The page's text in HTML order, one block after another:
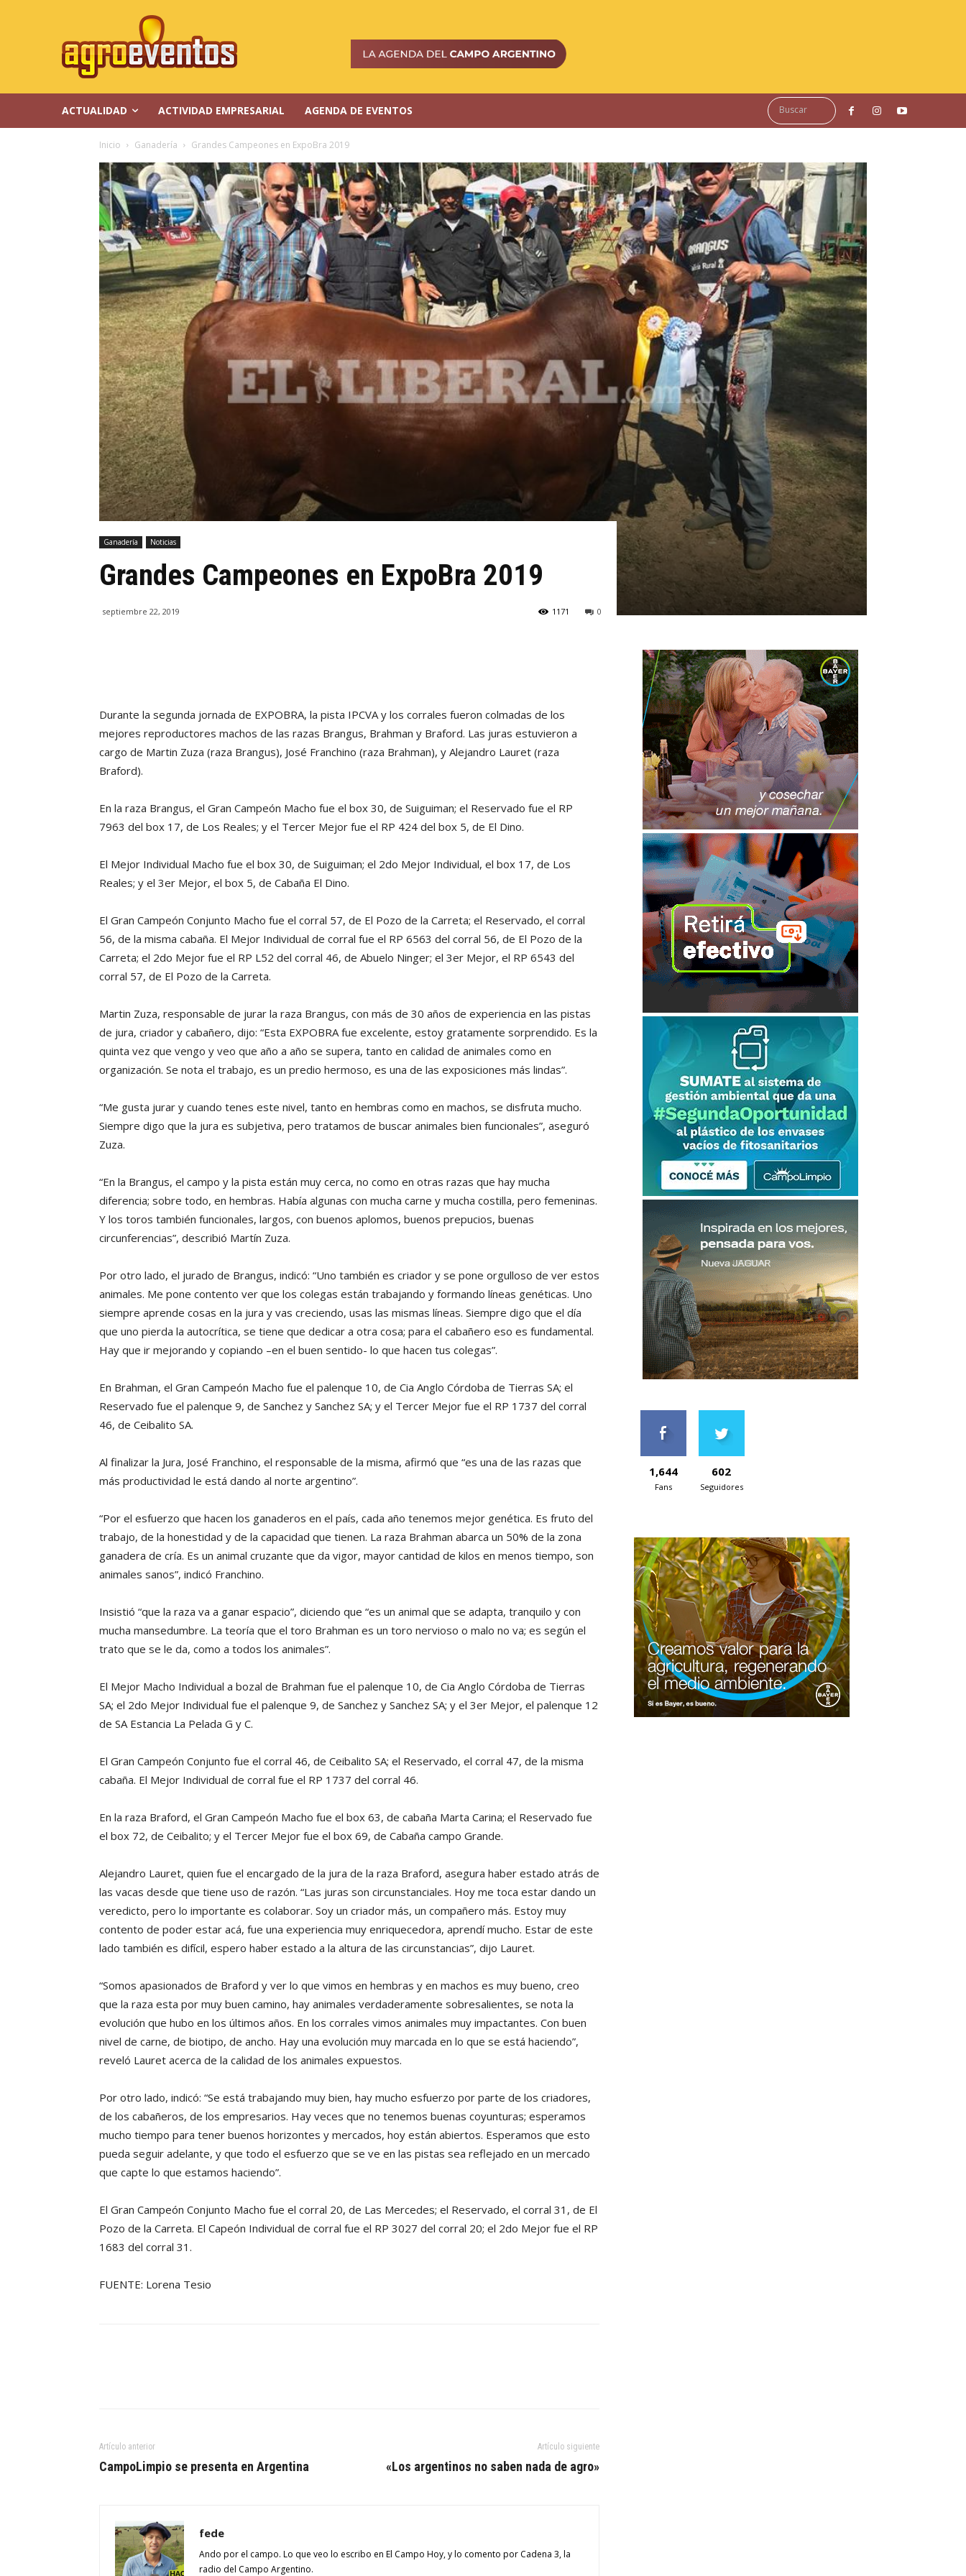
ACTUALIDAD ACTIVIDAD EMPRESARIAL AGENDA DE EVENTOS Buscar
Inicio Ganadería Grandes Campeones en ExpoBra 2019
Ganadería Noticias
Grandes Campeones en ExpoBra 2019
septiembre 22, 2019 0
1171
Durante la segunda jornada de EXPOBRA, la pista IPCVA y los corrales fueron colmadas de los
mejores reproductores machos de las razas Brangus, Brahman y Braford. Las juras estuvieron a
cargo de Martin Zuza (raza Brangus), José Franchino (raza Brahman), y Alejandro Lauret (raza
Braford).
En la raza Brangus, el Gran Campeón Macho fue el box 30, de Suiguiman; el Reservado fue el RP
7963 del box 17, de Los Reales; y el Tercer Mejor fue el RP 424 del box 5, de El Dino.
El Mejor Individual Macho fue el box 30, de Suiguiman; el 2do Mejor Individual, el box 17, de Los
Reales; y el 3er Mejor, el box 5, de Cabaña El Dino.
El Gran Campeón Conjunto Macho fue el corral 57, de El Pozo de la Carreta; el Reservado, el corral
56, de la misma cabaña. El Mejor Individual de corral fue el RP 6563 del corral 56, de El Pozo de la
Carreta; el 2do Mejor fue el RP L52 del corral 46, de Abuelo Ninger; el 3er Mejor, el RP 6543 del
corral 57, de El Pozo de la Carreta.
Martin Zuza, responsable de jurar la raza Brangus, con más de 30 años de experiencia en las pistas
de jura, criador y cabañero, dijo: “Esta EXPOBRA fue excelente, estoy gratamente sorprendido. Es la
quinta vez que vengo y veo que año a año se supera, tanto en calidad de animales como en
organización. Se nota el trabajo, es un predio hermoso, es una de las exposiciones más lindas”.
“Me gusta jurar y cuando tenes este nivel, tanto en hembras como en machos, se disfruta mucho.
Siempre digo que la jura es subjetiva, pero tratamos de buscar animales bien funcionales”, aseguró
Zuza.
“En la Brangus, el campo y la pista están muy cerca, no como en otras razas que hay mucha
diferencia; sobre todo, en hembras. Había algunas con mucha carne y mucha costilla, pero femeninas.
Y los toros también funcionales, largos, con buenos aplomos, buenos prepucios, buenas
circunferencias”, describió Martín Zuza.
Por otro lado, el jurado de Brangus, indicó: “Uno también es criador y se pone orgulloso de ver estos
animales. Me pone contento ver que los colegas están trabajando y formando líneas genéticas. Uno
siempre aprende cosas en la jura y vas creciendo, usas las mismas líneas. Siempre digo que el día
que uno pierda la autocrítica, se tiene que dedicar a otra cosa; para el cabañero eso es fundamental.
Hay que ir mejorando y copiando –en el buen sentido- lo que hacen tus colegas”.
En Brahman, el Gran Campeón Macho fue el palenque 10, de Cia Anglo Córdoba de Tierras SA; el
Reservado fue el palenque 9, de Sanchez y Sanchez SA; y el Tercer Mejor fue el RP 1737 del corral
46, de Ceibalito SA.
Al finalizar la Jura, José Franchino, el responsable de la misma, afirmó que “es una de las razas que
más productividad le está dando al norte argentino”.
“Por el esfuerzo que hacen los ganaderos en el país, cada año tenemos mejor genética. Es fruto del
trabajo, de la honestidad y de la capacidad que tienen. La raza Brahman abarca un 50% de la zona
ganadera de cría. Es un animal cruzante que da vigor, mayor cantidad de kilos en menos tiempo, son
animales sanos”, indicó Franchino.
Insistió “que la raza va a ganar espacio”, diciendo que “es un animal que se adapta, tranquilo y con
mucha mansedumbre. La teoría que el toro Brahman es un toro nervioso o malo no va; es según el
trato que se le da, como a todos los animales”.
El Mejor Macho Individual a bozal de Brahman fue el palenque 10, de Cia Anglo Córdoba de Tierras
SA; el 2do Mejor Individual fue el palenque 9, de Sanchez y Sanchez SA; y el 3er Mejor, el palenque 12
de SA Estancia La Pelada G y C.
El Gran Campeón Conjunto fue el corral 46, de Ceibalito SA; el Reservado, el corral 47, de la misma
cabaña. El Mejor Individual de corral fue el RP 1737 del corral 46.
En la raza Braford, el Gran Campeón Macho fue el box 63, de cabaña Marta Carina; el Reservado fue
el box 72, de Ceibalito; y el Tercer Mejor fue el box 69, de Cabaña campo Grande.
Alejandro Lauret, quien fue el encargado de la jura de la raza Braford, asegura haber estado atrás de
las vacas desde que tiene uso de razón. “Las juras son circunstanciales. Hoy me toca estar dando un
veredicto, pero lo importante es colaborar. Soy un criador más, un compañero más. Estoy muy
contento de poder estar acá, fue una experiencia muy enriquecedora, aprendí mucho. Estar de este
lado también es difícil, espero haber estado a la altura de las circunstancias”, dijo Lauret.
“Somos apasionados de Braford y ver lo que vimos en hembras y en machos es muy bueno, creo
que la raza esta por muy buen camino, hay animales verdaderamente sobresalientes, se nota la
evolución que hubo en los últimos años. En los corrales vimos animales muy impactantes. Con buen
nivel de carne, de biotipo, de ancho. Hay una evolución muy marcada en lo que se está haciendo”,
reveló Lauret acerca de la calidad de los animales expuestos.
Por otro lado, indicó: “Se está trabajando muy bien, hay mucho esfuerzo por parte de los criadores,
de los cabañeros, de los empresarios. Hay veces que no tenemos buenas coyunturas; esperamos
mucho tiempo para tener buenos horizontes y mercados, hoy están abiertos. Esperamos que esto
pueda seguir adelante, y que todo el esfuerzo que se ve en las pistas sea reflejado en un mercado
que capte lo que estamos haciendo”.
El Gran Campeón Conjunto Macho fue el corral 20, de Las Mercedes; el Reservado, el corral 31, de El
Pozo de la Carreta. El Capeón Individual de corral fue el RP 3027 del corral 20; el 2do Mejor fue el RP
1683 del corral 31.
FUENTE: Lorena Tesio
Artículo anterior
CampoLimpio se presenta en Argentina
Artículo siguiente
«Los argentinos no saben nada de agro»
fede
Ando por el campo. Lo que veo lo escribo en El Campo Hoy, y lo comento por Cadena 3, la
radio del Campo Argentino.
1,644
Fans
602
Seguidores